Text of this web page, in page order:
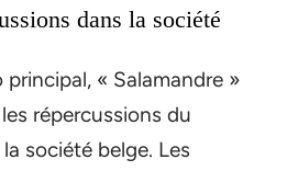
dans la société
« Salamandre »
répercussions du
société belge. Les